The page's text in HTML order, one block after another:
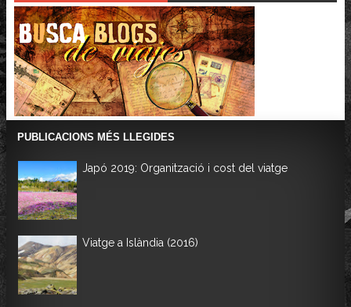
PUBLICACIONS MÉS LLEGIDES
Japó 2019: Organització i cost del viatge
Viatge a Islàndia (2016)